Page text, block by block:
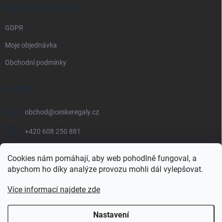
Cookies nám pomáhají, aby web pohodlně fungoval, a
abychom ho díky analýze provozu mohli dál vylepšovat.
Více informací najdete zde
Nastavení
PRÁVNÍ INFORMACE
GDPR
Moje objednávka
Obchodní podmínky
KONTAKT
obchod@ceskeregaly.cz
+420 608 250 881